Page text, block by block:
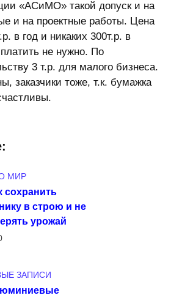
«АСиМО» такой допуск и на
и на проектные работы. Цена
в год и никаких 300т.р. в
не нужно. По
3 т.р. для малого бизнеса.
заказчики тоже, т.к. бумажка
МИР
сохранить
в строю и не
урожай
ЗАПИСИ